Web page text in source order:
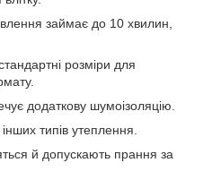
займає до 10 хвилин,
розміри для
додаткову шумоізоляцію.
типів утеплення.
й допускають прання за